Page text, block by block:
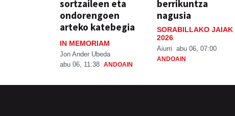
sortzaileen eta
ondorengoen
arteko katebegia
IN MEMORIAM
Jon Ander Ubeda
abu 06, 11:38 ANDOAIN
berrikuntza
nagusia
SORABILLAKO JAIAK
2026
Aiurri abu 06, 07:00
ANDOAIN